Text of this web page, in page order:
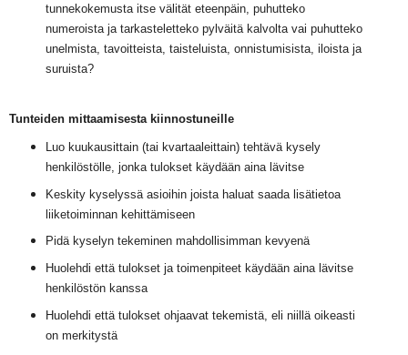
tunnekokemusta itse välität eteenpäin, puhutteko
numeroista ja tarkasteletteko pylväitä kalvolta vai puhutteko
unelmista, tavoitteista, taisteluista, onnistumisista, iloista ja
suruista?
Tunteiden mittaamisesta kiinnostuneille
Luo kuukausittain (tai kvartaaleittain) tehtävä kysely
henkilöstölle, jonka tulokset käydään aina lävitse
Keskity kyselyssä asioihin joista haluat saada lisätietoa
liiketoiminnan kehittämiseen
Pidä kyselyn tekeminen mahdollisimman kevyenä
Huolehdi että tulokset ja toimenpiteet käydään aina lävitse
henkilöstön kanssa
Huolehdi että tulokset ohjaavat tekemistä, eli niillä oikeasti
on merkitystä